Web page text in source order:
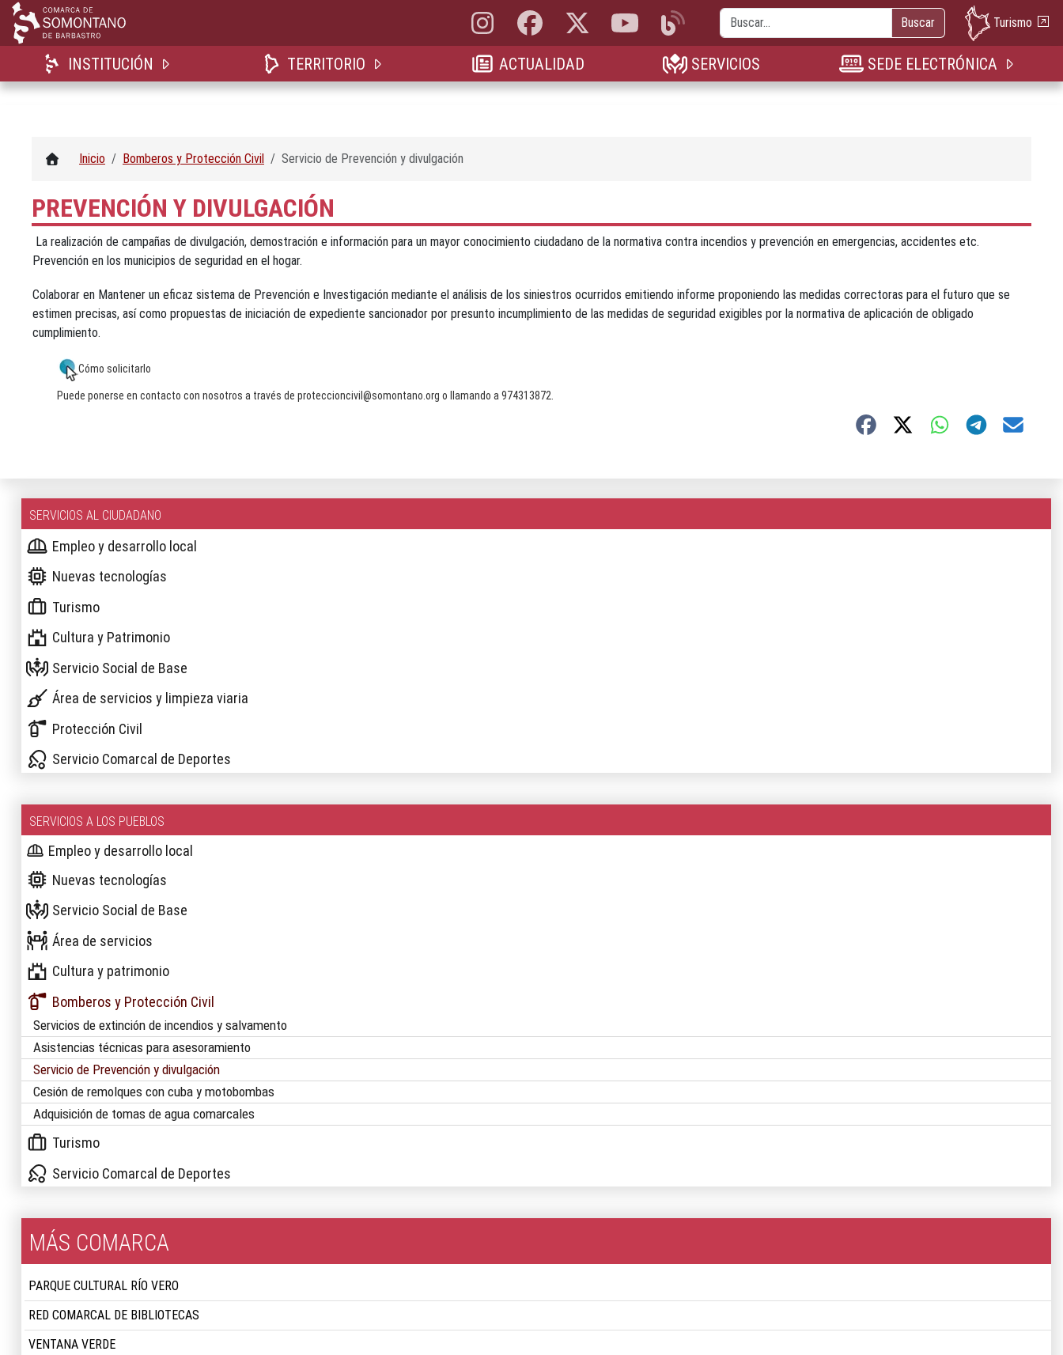
Instagram, abre en nueva pestaña
Facebook, abre en nueva pestaña
X, antes Twitter, abre en nueva pestaña
YouTube, abre en nueva pestaña
Blog, abre en nueva pestaña
Buscar Buscar Turismo
INSTITUCIÓN TERRITORIO ACTUALIDAD SERVICIOS SEDE ELECTRÓNICA
Inicio Bomberos y Protección Civil Servicio de Prevención y divulgación
PREVENCIÓN Y DIVULGACIÓN
La realización de campañas de divulgación, demostración e información para un mayor conocimiento ciudadano de la normativa contra incendios y prevención en emergencias, accidentes etc.
Prevención en los municipios de seguridad en el hogar.
Colaborar en Mantener un eficaz sistema de Prevención e Investigación mediante el análisis de los siniestros ocurridos emitiendo informe proponiendo las medidas correctoras para el futuro que se
estimen precisas, así como propuestas de iniciación de expediente sancionador por presunto incumplimiento de las medidas de seguridad exigibles por la normativa de aplicación de obligado
cumplimiento.
Cómo solicitarlo
Puede ponerse en contacto con nosotros a través de proteccioncivil@somontano.org o llamando a 974313872.
SERVICIOS AL CIUDADANO
Empleo y desarrollo local
Nuevas tecnologías
Turismo
Cultura y Patrimonio
Servicio Social de Base
Área de servicios y limpieza viaria
Protección Civil
Servicio Comarcal de Deportes
SERVICIOS A LOS PUEBLOS
Empleo y desarrollo local
Nuevas tecnologías
Servicio Social de Base
Área de servicios
Cultura y patrimonio
Bomberos y Protección Civil
Servicios de extinción de incendios y salvamento
Asistencias técnicas para asesoramiento
Servicio de Prevención y divulgación
Cesión de remolques con cuba y motobombas
Adquisición de tomas de agua comarcales
Turismo
Servicio Comarcal de Deportes
MÁS COMARCA
PARQUE CULTURAL RÍO VERO
RED COMARCAL DE BIBLIOTECAS
VENTANA VERDE